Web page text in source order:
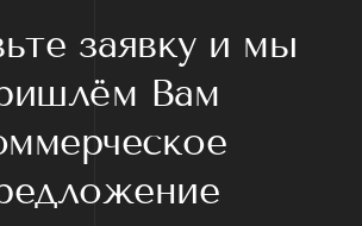
заявку и мы
Вам